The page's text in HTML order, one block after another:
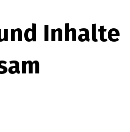
Inhalte